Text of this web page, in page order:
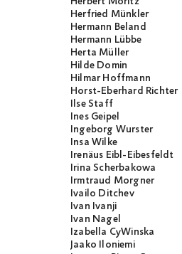
Herfried Münkler
Hermann Beland
Hermann Lübbe
Herta Müller
Hilde Domin
Hilmar Hoffmann
Horst-Eberhard Richter
Ilse Staff
Ines Geipel
Ingeborg Wurster
Insa Wilke
Irenäus Eibl-Eibesfeldt
Irina Scherbakowa
Irmtraud Morgner
Ivailo Ditchev
Ivan Ivanji
Ivan Nagel
Izabella CyWinska
Jaako Iloniemi